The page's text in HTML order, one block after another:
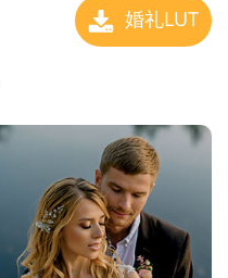
婚礼LUT